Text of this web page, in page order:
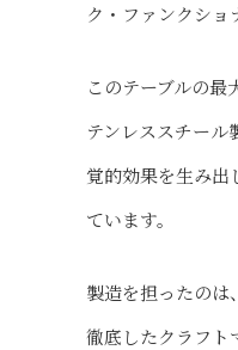
ク・ファンクショ
このテーブルの
テンレススチー
覚的効果を生み
ています。
製造を担ったのは
徹底したクラフト